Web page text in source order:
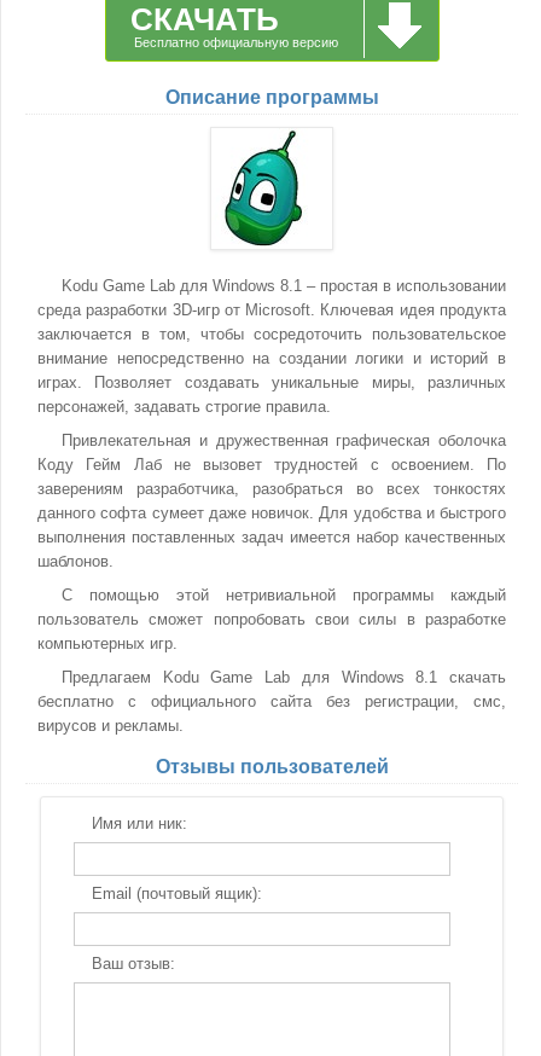
СКАЧАТЬ
Бесплатно официальную версию
Описание программы
Kodu Game Lab для Windows 8.1 – простая в использовании
среда разработки 3D-игр от Microsoft. Ключевая идея продукта
заключается в том, чтобы сосредоточить пользовательское
внимание непосредственно на создании логики и историй в
играх. Позволяет создавать уникальные миры, различных
персонажей, задавать строгие правила.
Привлекательная и дружественная графическая оболочка
Коду Гейм Лаб не вызовет трудностей с освоением. По
заверениям разработчика, разобраться во всех тонкостях
данного софта сумеет даже новичок. Для удобства и быстрого
выполнения поставленных задач имеется набор качественных
шаблонов.
С помощью этой нетривиальной программы каждый
пользователь сможет попробовать свои силы в разработке
компьютерных игр.
Предлагаем Kodu Game Lab для Windows 8.1 скачать
бесплатно с официального сайта без регистрации, смс,
вирусов и рекламы.
Отзывы пользователей
Имя или ник:
Email (почтовый ящик):
Ваш отзыв: